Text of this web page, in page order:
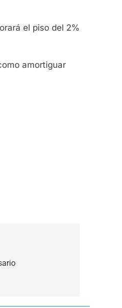
el piso del 2%
amortiguar